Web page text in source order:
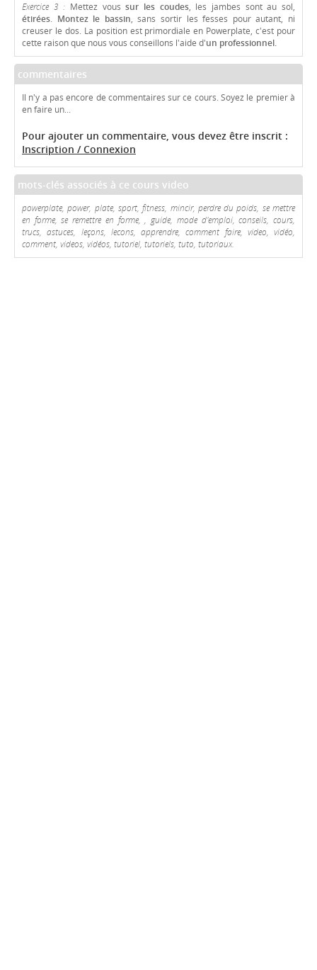
Exercice 3 : Mettez voussur les coudes, les jambes sont au sol,
étirées. Montez le bassin, sans sortir les fesses pour autant, ni
creuser le dos. La position est primordiale en Powerplate, c'est pour
cette raison que nous vous conseillons l'aide d'un professionnel.
commentaires
Il n'y a pas encore de commentaires sur ce cours. Soyez le premier à
en faire un...
Pour ajouter un commentaire, vous devez être inscrit :
Inscription / Connexion
mots-clés associés à ce cours video
powerplate, power, plate, sport, fitness, mincir, perdre du poids, se mettre
en forme, se remettre en forme, , guide, mode d'emploi, conseils, cours,
trucs, astuces, leçons, lecons, apprendre, comment faire, video, vidéo,
comment, videos, vidéos, tutoriel, tutoriels, tuto, tutoriaux.